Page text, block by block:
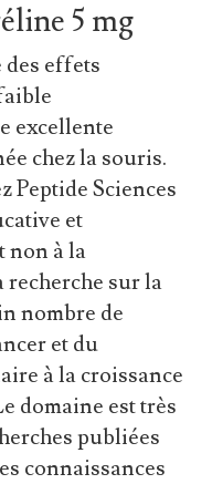
5 mg
effets
excellente
chez la souris.
Peptide Sciences
et
non à la
recherche sur la
nombre de
et du
à la croissance
domaine est très
publiées
connaissances